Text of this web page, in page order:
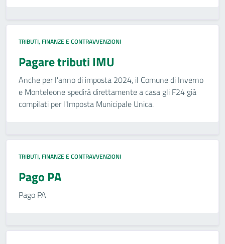
TRIBUTI, FINANZE E CONTRAVVENZIONI
Pagare tributi IMU
Anche per l'anno di imposta 2024, il Comune di Inverno
e Monteleone spedirà direttamente a casa gli F24 già
compilati per l'Imposta Municipale Unica.
TRIBUTI, FINANZE E CONTRAVVENZIONI
Pago PA
Pago PA